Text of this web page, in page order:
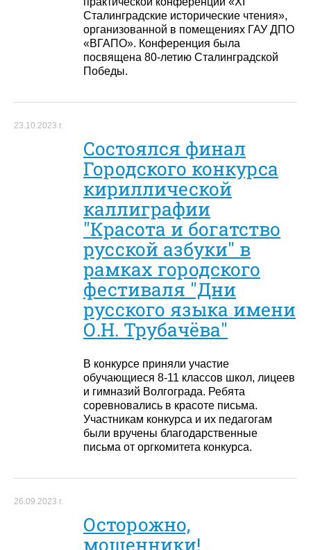
Сталинградские исторические чтения»,
организованной в помещениях ГАУ ДПО
«ВГАПО». Конференция была
посвящена 80-летию Сталинградской
Победы.
23.10.2023 г.
Состоялся финал
Городского конкурса
кириллической
каллиграфии
"Красота и богатство
русской азбуки" в
рамках городского
фестиваля "Дни
русского языка имени
О.Н. Трубачёва"
В конкурсе приняли участие
обучающиеся 8-11 классов школ, лицеев
и гимназий Волгограда. Ребята
соревновались в красоте письма.
Участникам конкурса и их педагогам
были вручены благодарственные
письма от оргкомитета конкурса.
26.09.2023 г.
Осторожно,
мошенники!